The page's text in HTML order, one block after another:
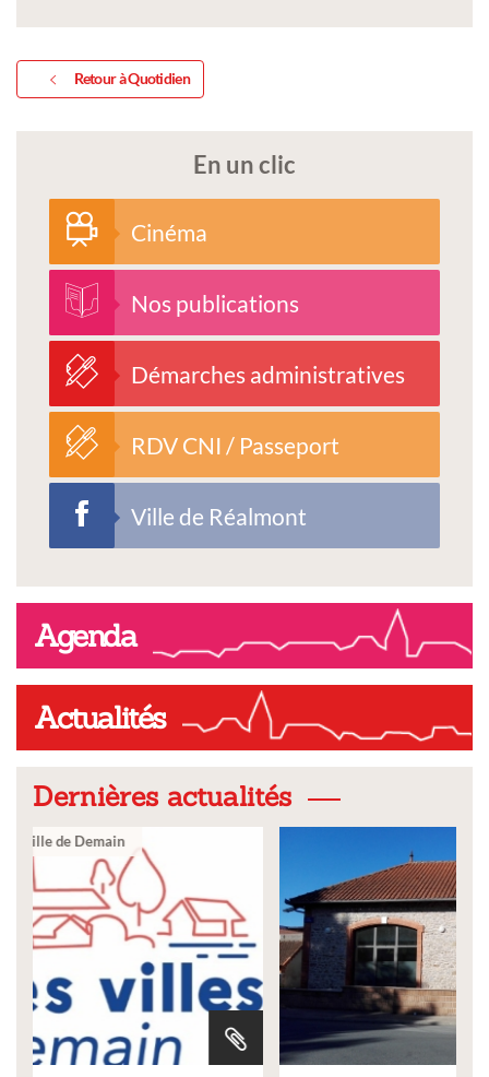
Retour à Quotidien
En un clic
Cinéma
Nos publications
Démarches administratives
RDV CNI / Passeport
Ville de Réalmont
Agenda
Actualités
Dernières actualités